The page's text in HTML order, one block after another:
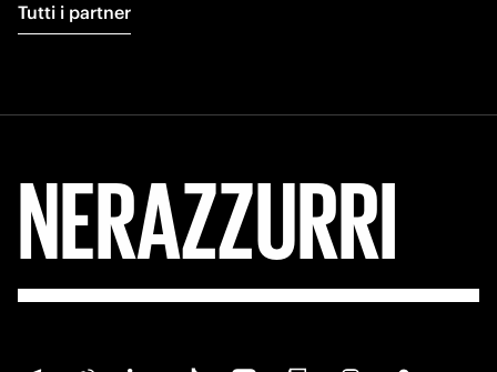
Tutti i partner
FORZAINTER